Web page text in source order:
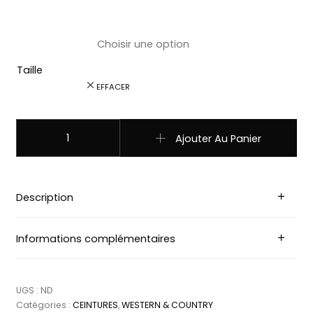
Taille
EFFACER
Ajouter Au Panier
Description
Informations complémentaires
UGS : ND
Catégories : CEINTURES,WESTERN & COUNTRY